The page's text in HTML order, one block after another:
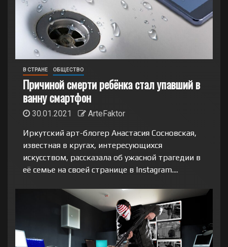
В СТРАНЕ ОБЩЕСТВО
Причиной смерти ребёнка стал упавший в
ванну смартфон
30.01.2021
ArteFaktor
Иркутский арт-блогер Анастасия Сосновская,
известная в кругах, интересующихся
искусством, рассказала об ужасной трагедии в
её семье на своей странице в Instagram....